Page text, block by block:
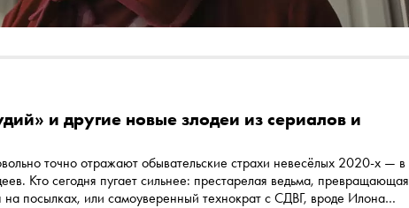
и другие новые злодеи из сериалов и
точно отражают обывательские страхи невесёлых 2020-х — в
Кто сегодня пугает сильнее: престарелая ведьма, превращающая
посылках, или самоуверенный технократ с СДВГ, вроде Илона